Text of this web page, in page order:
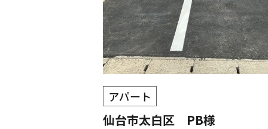
アパート
仙台市太白区 PB様